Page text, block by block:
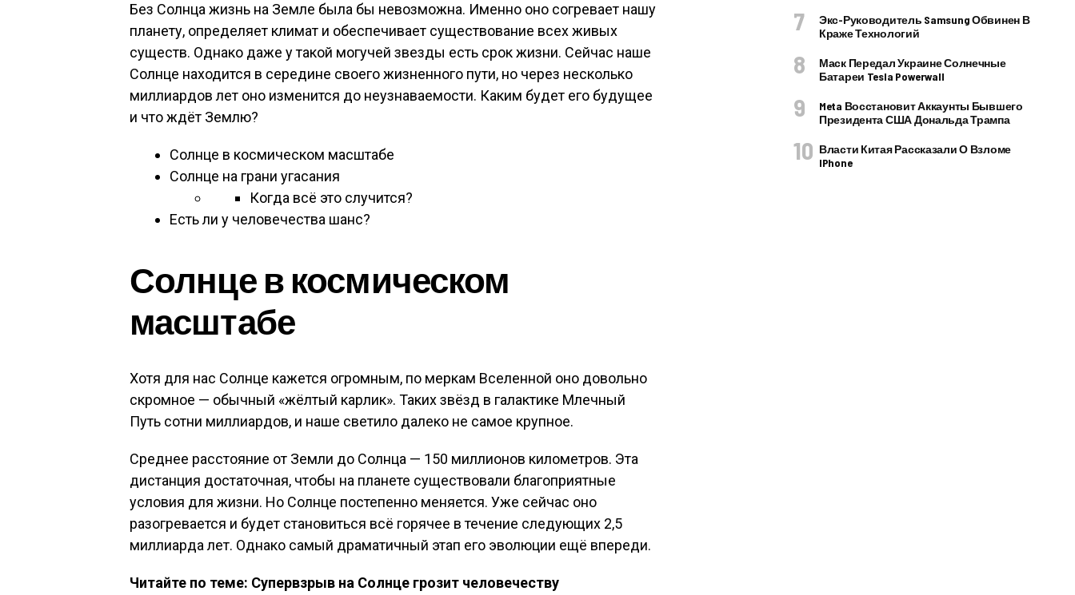
Без Солнца жизнь на Земле была бы невозможна. Именно оно согревает нашу
планету, определяет климат и обеспечивает существование всех живых
существ. Однако даже у такой могучей звезды есть срок жизни. Сейчас наше
Солнце находится в середине своего жизненного пути, но через несколько
миллиардов лет оно изменится до неузнаваемости. Каким будет его будущее
и что ждёт Землю?
Солнце в космическом масштабе
Солнце на грани угасания
Когда всё это случится?
Есть ли у человечества шанс?
Солнце в космическом
масштабе
Хотя для нас Солнце кажется огромным, по меркам Вселенной оно довольно
скромное — обычный «жёлтый карлик». Таких звёзд в галактике Млечный
Путь сотни миллиардов, и наше светило далеко не самое крупное.
Среднее расстояние от Земли до Солнца — 150 миллионов километров. Эта
дистанция достаточная, чтобы на планете существовали благоприятные
условия для жизни. Но Солнце постепенно меняется. Уже сейчас оно
разогревается и будет становиться всё горячее в течение следующих 2,5
миллиарда лет. Однако самый драматичный этап его эволюции ещё впереди.
Читайте по теме: Супервзрыв на Солнце грозит человечеству
Экс-Руководитель Samsung Обвинен В
Краже Технологий
Маск Передал Украине Солнечные
Батареи Tesla Powerwall
Meta Восстановит Аккаунты Бывшего
Президента США Дональда Трампа
Власти Китая Рассказали О Взломе
IPhone